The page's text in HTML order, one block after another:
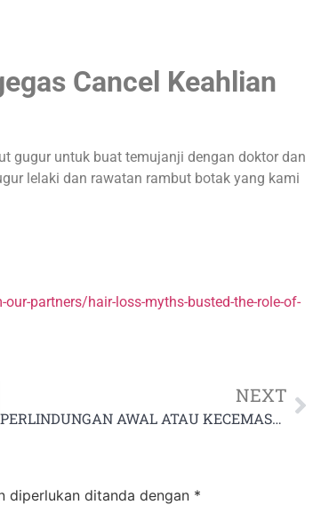
Cancel Keahlian
gugur untuk buat temujanji dengan doktor dan
lelaki dan rawatan rambut botak yang kami
partners/hair-loss-myths-busted-the-role-of-
NEXT
PERLINDUNGAN AWAL ATAU KECEMASAN? FAHAMI PrEP & PEP SEBELUM TERLAMBAT
diperlukan ditanda dengan *